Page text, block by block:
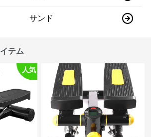
サンド
テム
人気